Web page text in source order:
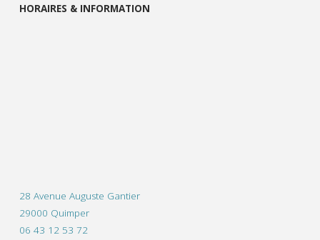
HORAIRES & INFORMATION
28 Avenue Auguste Gantier
29000 Quimper
06 43 12 53 72